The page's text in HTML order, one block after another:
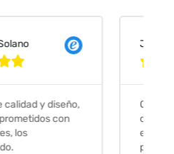
Bonet Pardell

decir, si teneis que
alguna baldosa
és el sitio indicado! Yo
una muestra y me